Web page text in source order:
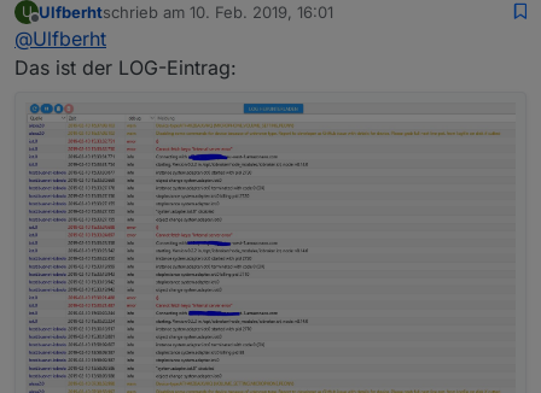
es nach einem Neustart erneuert wird.
gestartet. Die Anzeige bleibt bei gelb.
U
Offline
Ulfberhtschrieb am 10. Feb. 2019, 16:01
zuletzt editiert von
@Ulfberht
Das ist der LOG-Eintrag: